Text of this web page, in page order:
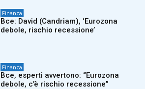
Finanza
Bce: David (Candriam), ‘Eurozona
debole, rischio recessione’
Finanza
Bce, esperti avvertono: “Eurozona
debole, c’è rischio recessione”